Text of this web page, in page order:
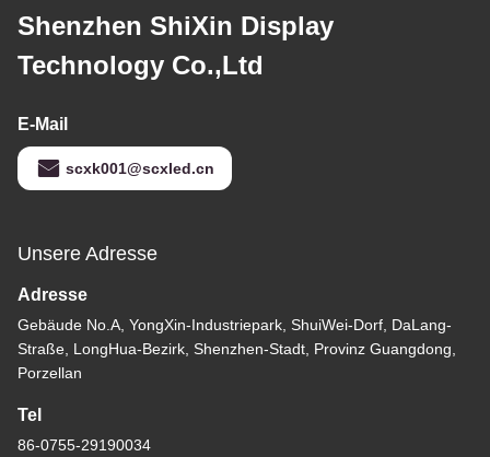
Shenzhen ShiXin Display
Technology Co.,Ltd
E-Mail
scxk001@scxled.cn
Unsere Adresse
Adresse
Gebäude No.A, YongXin-Industriepark, ShuiWei-Dorf, DaLang-
Straße, LongHua-Bezirk, Shenzhen-Stadt, Provinz Guangdong,
Porzellan
Tel
86-0755-29190034